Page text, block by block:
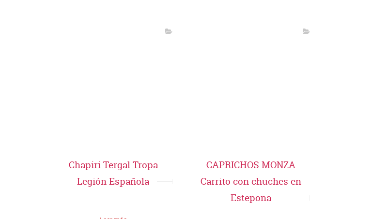
Chapiri Tergal Tropa
Legión Española
CAPRICHOS MONZA
Carrito con chuches en
Estepona